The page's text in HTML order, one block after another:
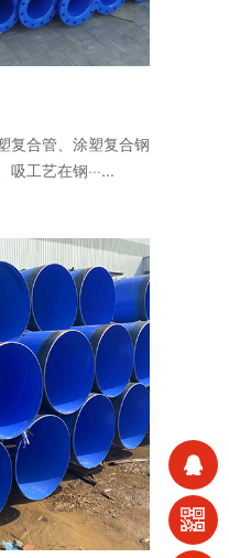
复合管、涂塑复合钢
工艺在钢···...